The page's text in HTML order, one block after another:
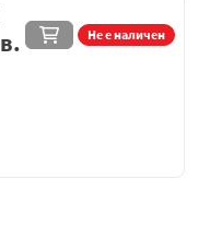
Не е наличен